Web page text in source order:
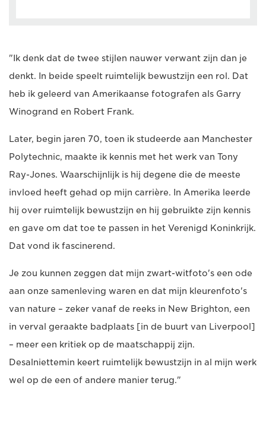
"Ik denk dat de twee stijlen nauwer verwant zijn dan je
denkt. In beide speelt ruimtelijk bewustzijn een rol. Dat
heb ik geleerd van Amerikaanse fotografen als Garry
Winogrand en Robert Frank.
Later, begin jaren 70, toen ik studeerde aan Manchester
Polytechnic, maakte ik kennis met het werk van Tony
Ray-Jones. Waarschijnlijk is hij degene die de meeste
invloed heeft gehad op mijn carrière. In Amerika leerde
hij over ruimtelijk bewustzijn en hij gebruikte zijn kennis
en gave om dat toe te passen in het Verenigd Koninkrijk.
Dat vond ik fascinerend.
Je zou kunnen zeggen dat mijn zwart-witfoto's een ode
aan onze samenleving waren en dat mijn kleurenfoto's
van nature – zeker vanaf de reeks in New Brighton, een
in verval geraakte badplaats [in de buurt van Liverpool]
– meer een kritiek op de maatschappij zijn.
Desalniettemin keert ruimtelijk bewustzijn in al mijn werk
wel op de een of andere manier terug."